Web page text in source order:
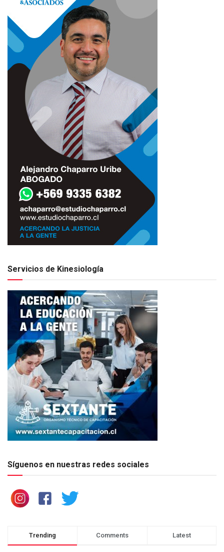
Servicios de Kinesiología
Síguenos en nuestras redes sociales
Trending Comments Latest